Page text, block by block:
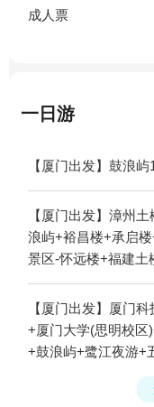
成人票
一日游
【厦门出发】鼓浪屿
【厦门出发】漳州
浪屿+裕昌楼+承启
景区-怀远楼+福建土
贵楼+鹭江夜游+云
区+塔下村+曾厝垵+
楼+五云楼+福建土
靖)景区+土楼之光文
传承中心(南靖云水
【厦门出发】厦门
+厦门大学(思明校区
+鼓浪屿+鹭江夜游+
+鼓浪屿往返轮渡+
地玩乐+沙坡尾+华